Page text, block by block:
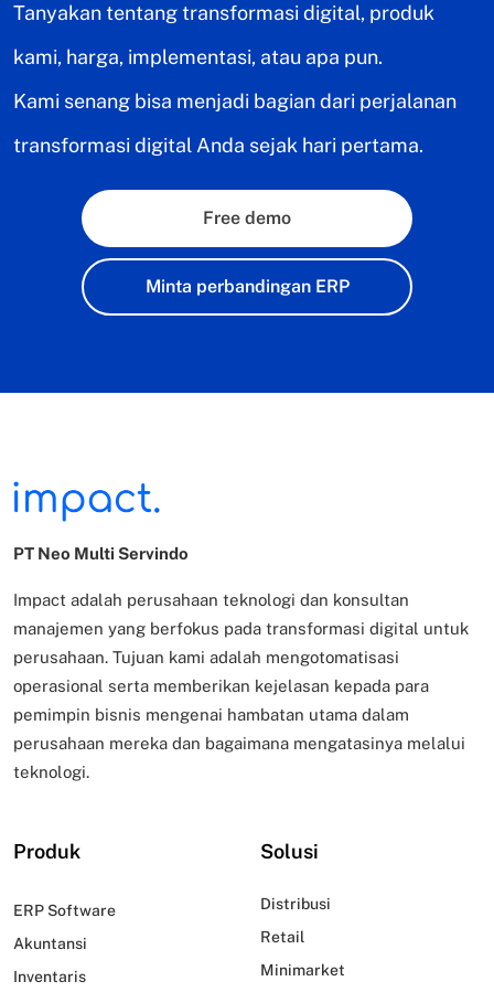
Tanyakan tentang transformasi digital, produk
kami, harga, implementasi, atau apa pun.
Kami senang bisa menjadi bagian dari perjalanan
transformasi digital Anda sejak hari pertama.
Free demo
Minta perbandingan ERP
PT Neo Multi Servindo
Impact adalah perusahaan teknologi dan konsultan
manajemen yang berfokus pada transformasi digital untuk
perusahaan. Tujuan kami adalah mengotomatisasi
operasional serta memberikan kejelasan kepada para
pemimpin bisnis mengenai hambatan utama dalam
perusahaan mereka dan bagaimana mengatasinya melalui
teknologi.
Produk
ERP Software
Akuntansi
Inventaris
Solusi
Distribusi
Retail
Minimarket